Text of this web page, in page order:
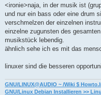
i
r
a
<ironie>naja, in der musik ist
und nur ein bass oder eine drum
verschmelzen der einzelnen
einzelne zugunsten des
musikstück lebendig.
ähnlich sehe ich es mit das
linuxer sind die besseren
GNU/LINUX@AUDIO ~ /Wiki $
GNU/Linux Debian Installieren >>